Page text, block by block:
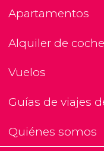
Apartamentos
Alquiler de
Vuelos
Guías de viajes
Quiénes somos